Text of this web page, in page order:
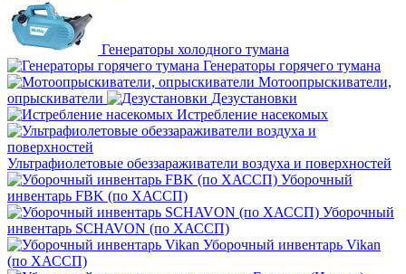
Генераторы холодного тумана
Генераторы горячего тумана
Мотоопрыскиватели,
опрыскиватели
Дезустановки
Истребление насекомых
Ультрафиолетовые обеззараживатели воздуха и поверхностей
Уборочный
инвентарь FBK (по ХАССП)
Уборочный
инвентарь SCHAVON (по ХАССП)
Уборочный инвентарь Vikan
(по ХАССП)